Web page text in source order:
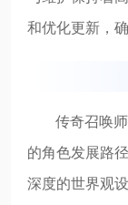
和优化更新，
传奇召唤
的角色发展路
深度的世界观